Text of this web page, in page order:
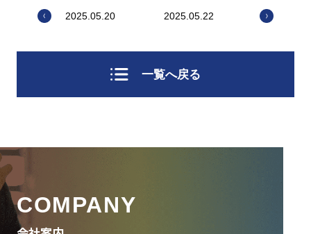
2025.05.20 2025.05.22
一覧へ戻る
COMPANY